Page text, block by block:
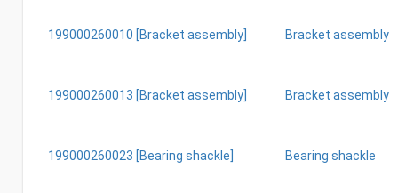
199000260010 [Bracket assembly] Bracket assembly
199000260013 [Bracket assembly] Bracket assembly
199000260023 [Bearing shackle] Bearing shackle